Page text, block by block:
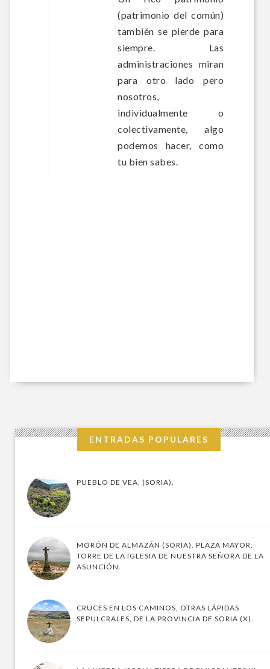
(patrimonio del común)
también se pierde para
siempre. Las
administraciones miran
para otro lado pero
nosotros,
individualmente o
colectivamente, algo
podemos hacer, como
tu bien sabes.
ENTRADAS POPULARES
PUEBLO DE VEA. (SORIA).
MORÓN DE ALMAZÁN (SORIA). PLAZA MAYOR.
TORRE DE LA IGLESIA DE NUESTRA SEÑORA DE LA
ASUNCIÓN.
CRUCES EN LOS CAMINOS, OTRAS LÁPIDAS
SEPULCRALES, DE LA PROVINCIA DE SORIA (X).